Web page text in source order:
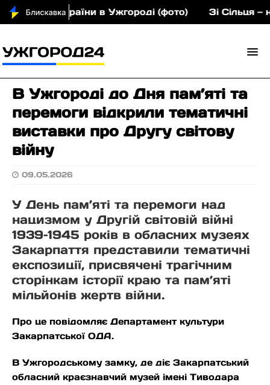
України в Ужгороді (фото) Зі Сільця — на
В Ужгороді до Дня пам’яті та
перемоги відкрили тематичні
виставки про Другу світову
війну
09.05.2026
У День пам’яті та перемоги над
нацизмом у Другій світовій війні
1939–1945 років в обласних музеях
Закарпаття представили тематичні
експозиції, присвячені трагічним
сторінкам історії краю та пам’яті
мільйонів жертв війни.
Про це повідомляє Департамент культури
Закарпатської ОДА.
В Ужгородському замку, де діє Закарпатський
обласний краєзнавчий музей імені Тиводара